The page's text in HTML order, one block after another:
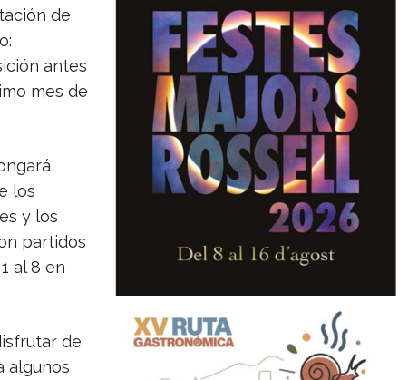
de
antes
mes de
los
y los
partidos
al 8 en
de
algunos